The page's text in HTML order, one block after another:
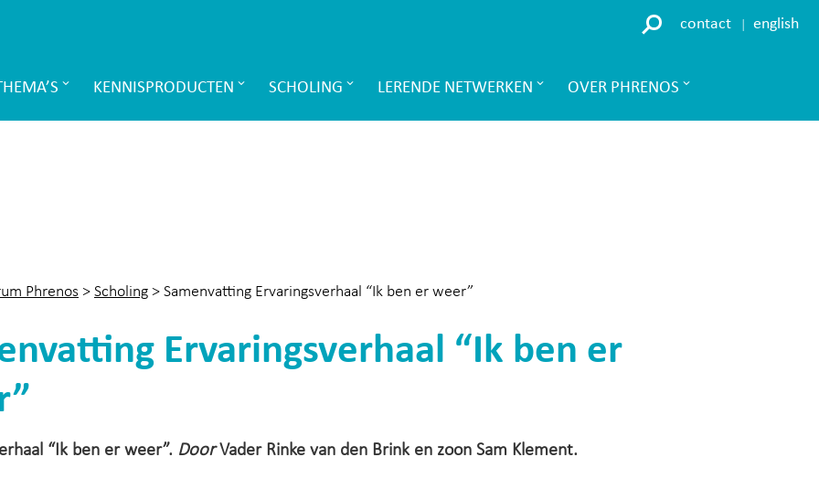
contact english
KENNISPRODUCTEN SCHOLING LERENDE NETWERKEN OVER PHRENOS
Phrenos > Scholing > Samenvatting Ervaringsverhaal “Ik ben er weer”
Ervaringsverhaal “Ik ben er
“Ik ben er weer”. DoorVader Rinke van den Brink en zoon Sam Klement.